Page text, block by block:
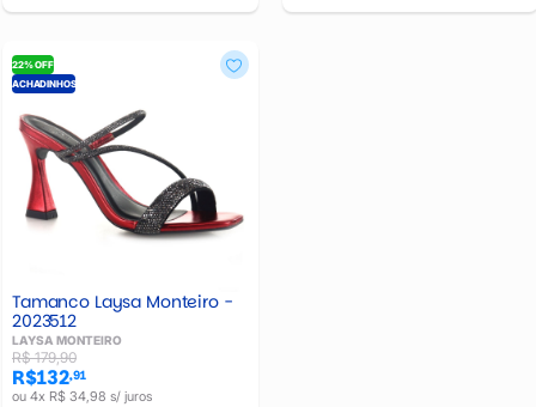
22% OFF
ACHADINHOS
Tamanco Laysa Monteiro -
2023512
LAYSA MONTEIRO
R$ 179,90
R$132,91
ou 4x R$ 34,98 s/ juros